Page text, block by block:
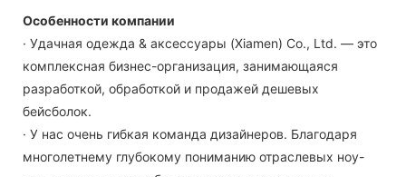
Особенности компании
· Удачная одежда & аксессуары (Xiamen) Co., Ltd. — это
комплексная бизнес-организация, занимающаяся
разработкой, обработкой и продажей дешевых
бейсболок.
· У нас очень гибкая команда дизайнеров. Благодаря
многолетнему глубокому пониманию отраслевых ноу-